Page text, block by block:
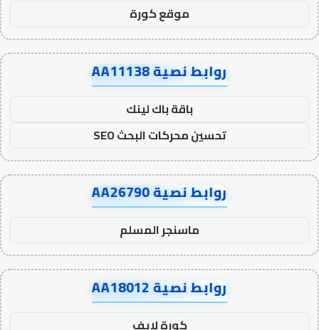
موقع كورة
روابط نصية AA11138
باقة باك لينك
تحسين محركات البحث SEO
روابط نصية AA26790
ماسنجر المسلم
روابط نصية AA18012
كورة لايف